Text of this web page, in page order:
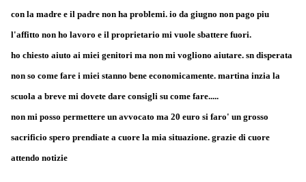
con la madre e il padre non ha problemi. io da giugno non pago piu
l'affitto non ho lavoro e il proprietario mi vuole sbattere fuori.
ho chiesto aiuto ai miei genitori ma non mi vogliono aiutare. sn disperata
non so come fare i miei stanno bene economicamente. martina inzia la
scuola a breve mi dovete dare consigli su come fare.....
non mi posso permettere un avvocato ma 20 euro si faro' un grosso
sacrificio spero prendiate a cuore la mia situazione. grazie di cuore
attendo notizie